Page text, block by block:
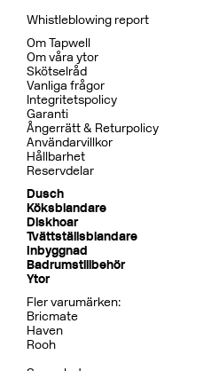
Whistleblowing report
Om Tapwell
Om våra ytor
Skötselråd
Vanliga frågor
Integritetspolicy
Garanti
Ångerrätt & Returpolicy
Användarvillkor
Hållbarhet
Reservdelar
Dusch
Köksblandare
Diskhoar
Tvättställsblandare
Inbyggnad
Badrumstillbehör
Ytor
Fler varumärken:
Bricmate
Haven
Rooh